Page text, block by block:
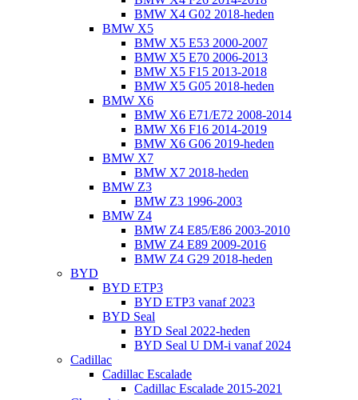
BMW X4 G02 2018-heden
BMW X5
BMW X5 E53 2000-2007
BMW X5 E70 2006-2013
BMW X5 F15 2013-2018
BMW X5 G05 2018-heden
BMW X6
BMW X6 E71/E72 2008-2014
BMW X6 F16 2014-2019
BMW X6 G06 2019-heden
BMW X7
BMW X7 2018-heden
BMW Z3
BMW Z3 1996-2003
BMW Z4
BMW Z4 E85/E86 2003-2010
BMW Z4 E89 2009-2016
BMW Z4 G29 2018-heden
BYD
BYD ETP3
BYD ETP3 vanaf 2023
BYD Seal
BYD Seal 2022-heden
BYD Seal U DM-i vanaf 2024
Cadillac
Cadillac Escalade
Cadillac Escalade 2015-2021